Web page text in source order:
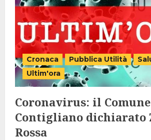
Cronaca Pubblica Utilità
Ultim'ora
Coronavirus: il
Contigliano dichiarato
Rossa